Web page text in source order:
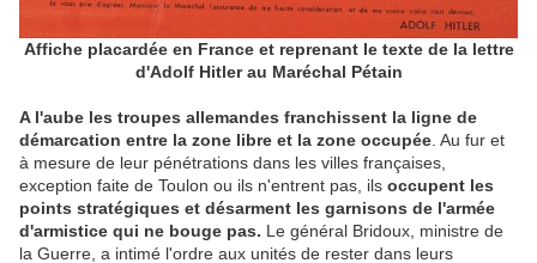
Affiche placardée en France et reprenant le texte de la lettre
d'Adolf Hitler au Maréchal Pétain
A l'aube les troupes allemandes franchissent la ligne de
démarcation entre la zone libre et la zone occupée . Au fur et
à mesure de leur pénétrations dans les villes françaises,
exception faite de Toulon ou ils n'entrent pas, ils occupent les
points stratégiques et désarment les garnisons de l'armée
d'armistice qui ne bouge pas. Le général Bridoux, ministre de
la Guerre, a intimé l'ordre aux unités de rester dans leurs